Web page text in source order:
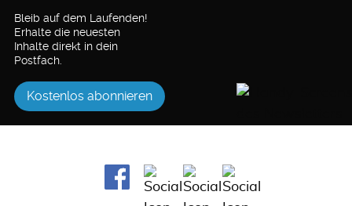
Bleib auf dem Laufenden!
Erhalte die neuesten
Inhalte direkt in dein
Postfach.
Kostenlos abonnieren